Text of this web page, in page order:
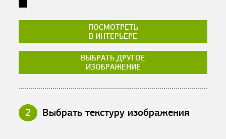
ПОСМОТРЕТЬ
В ИНТЕРЬЕРЕ
ВЫБРАТЬ ДРУГОЕ
ИЗОБРАЖЕНИЕ
2 Выбрать текстуру изображения